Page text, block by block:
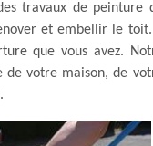
travaux de peinture
et embellir le toit.
que vous avez.
de votre maison, de